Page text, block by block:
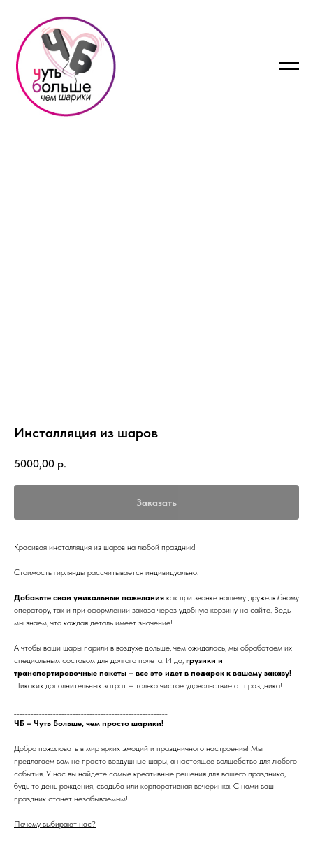
Инсталляция из шаров
5000,00 р.
Заказать
Красивая инсталляция из шаров на любой праздник!
Стоимость гирлянды рассчитывается индивидуально.
Добавьте свои уникальные пожелания как при звонке нашему дружелюбному
оператору, так и при оформлении заказа через удобную корзину на сайте. Ведь
мы знаем, что каждая деталь имеет значение!
А чтобы ваши шары парили в воздухе дольше, чем ожидалось, мы обработаем их
специальным составом для долгого полета. И да, грузики и
транспортировочные пакеты – все это идет в подарок к вашему заказу!
Никаких дополнительных затрат – только чистое удовольствие от праздника!
ЧБ – Чуть Больше, чем просто шарики!
Добро пожаловать в мир ярких эмоций и праздничного настроения! Мы
предлагаем вам не просто воздушные шары, а настоящее волшебство для любого
события. У нас вы найдете самые креативные решения для вашего праздника,
будь то день рождения, свадьба или корпоративная вечеринка. С нами ваш
праздник станет незабываемым!
Почему выбирают нас?